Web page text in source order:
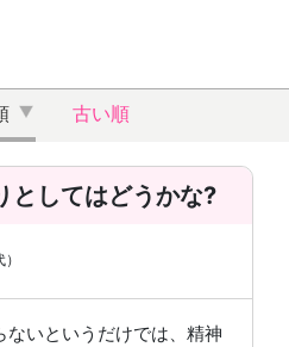
古い順
としてはどうかな?
）
いというだけでは、精神